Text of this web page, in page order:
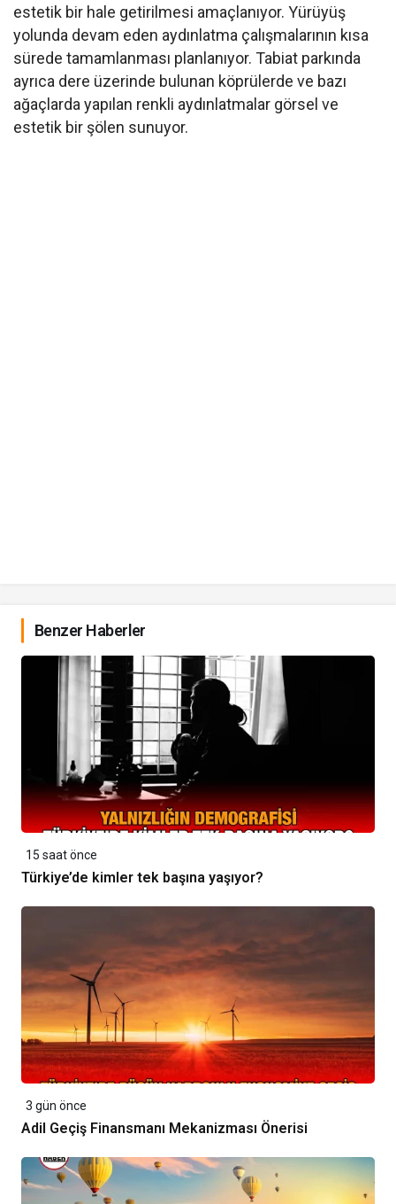
estetik bir hale getirilmesi amaçlanıyor. Yürüyüş
yolunda devam eden aydınlatma çalışmalarının kısa
sürede tamamlanması planlanıyor. Tabiat parkında
ayrıca dere üzerinde bulunan köprülerde ve bazı
ağaçlarda yapılan renkli aydınlatmalar görsel ve
estetik bir şölen sunuyor.
Benzer Haberler
15 saat önce
Türkiye’de kimler tek başına yaşıyor?
3 gün önce
Adil Geçiş Finansmanı Mekanizması Önerisi